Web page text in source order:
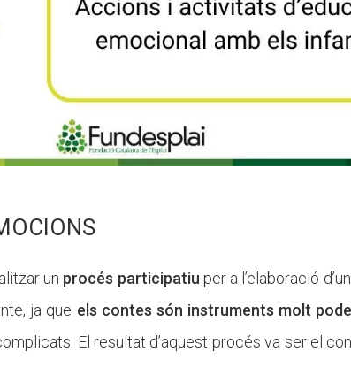
un procés participatiu per a l’elaboració
ja que els contes són instruments molt
El resultat d’aquest procés va ser el